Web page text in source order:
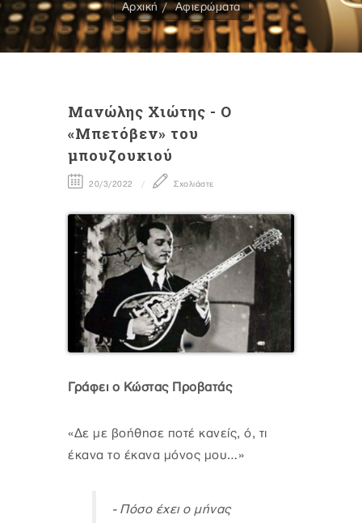
Αρχική Αφιερώματα
Mανώλης Χιώτης - Ο
«Μπετόβεν» του
μπουζουκιού
20/3/2022 Σχολιάστε
Γράφει ο Κώστας Προβατάς
«Δε με βοήθησε ποτέ κανείς, ό, τι
έκανα το έκανα μόνος μου…»
- Πόσο έχει ο μήνας